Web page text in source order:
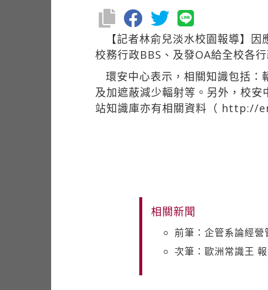
【記者林俞兒淡水校園報導】
校務行政BBS、及發OA給全校各
環安中心表示，相關知識包括：
及加遮蔽減少輻射等。另外，校
站知識庫亦有相關資料（ http://
相關新聞
前筆：企管系論經營
次筆：歐洲常識王